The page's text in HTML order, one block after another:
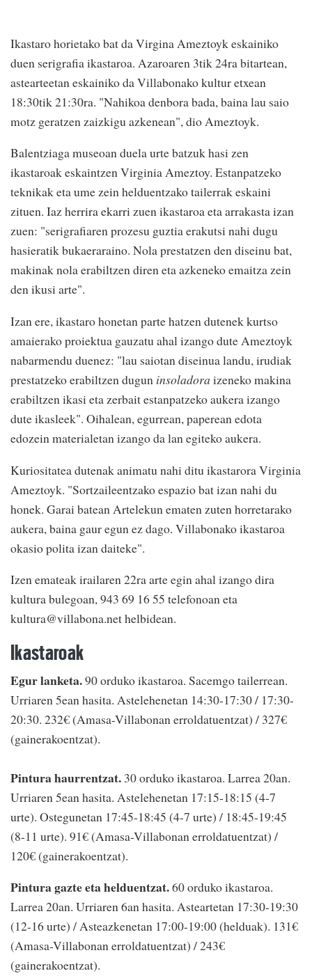
Ikastaro horietako bat da Virgina Ameztoyk eskainiko
duen serigrafia ikastaroa. Azaroaren 3tik 24ra bitartean,
astearteetan eskainiko da Villabonako kultur etxean
18:30tik 21:30ra. "Nahikoa denbora bada, baina lau saio
motz geratzen zaizkigu azkenean", dio Ameztoyk.
Balentziaga museoan duela urte batzuk hasi zen
ikastaroak eskaintzen Virginia Ameztoy. Estanpatzeko
teknikak eta ume zein helduentzako tailerrak eskaini
zituen. Iaz herrira ekarri zuen ikastaroa eta arrakasta izan
zuen: "serigrafiaren prozesu guztia erakutsi nahi dugu
hasieratik bukaeraraino. Nola prestatzen den diseinu bat,
makinak nola erabiltzen diren eta azkeneko emaitza zein
den ikusi arte".
Izan ere, ikastaro honetan parte hatzen dutenek kurtso
amaierako proiektua gauzatu ahal izango dute Ameztoyk
nabarmendu duenez: "lau saiotan diseinua landu, irudiak
prestatzeko erabiltzen dugun insoladora izeneko makina
erabiltzen ikasi eta zerbait estanpatzeko aukera izango
dute ikasleek". Oihalean, egurrean, paperean edota
edozein materialetan izango da lan egiteko aukera.
Kuriositatea dutenak animatu nahi ditu ikastarora Virginia
Ameztoyk. "Sortzaileentzako espazio bat izan nahi du
honek. Garai batean Artelekun ematen zuten horretarako
aukera, baina gaur egun ez dago. Villabonako ikastaroa
okasio polita izan daiteke".
Izen emateak irailaren 22ra arte egin ahal izango dira
kultura bulegoan, 943 69 16 55 telefonoan eta
kultura@villabona.net helbidean.
Ikastaroak
Egur lanketa.90 orduko ikastaroa. Sacemgo tailerrean.
Urriaren 5ean hasita. Astelehenetan 14:30-17:30 / 17:30-
20:30. 232€ (Amasa-Villabonan erroldatuentzat) / 327€
(gainerakoentzat).
Pintura haurrentzat. 30 orduko ikastaroa. Larrea 20an.
Urriaren 5ean hasita. Astelehenetan 17:15-18:15 (4-7
urte). Ostegunetan 17:45-18:45 (4-7 urte) / 18:45-19:45
(8-11 urte). 91€ (Amasa-Villabonan erroldatuentzat) /
120€ (gainerakoentzat).
Pintura gazte eta helduentzat.60 orduko ikastaroa.
Larrea 20an. Urriaren 6an hasita. Asteartetan 17:30-19:30
(12-16 urte) / Asteazkenetan 17:00-19:00 (helduak). 131€
(Amasa-Villabonan erroldatuentzat) / 243€
(gainerakoentzat).